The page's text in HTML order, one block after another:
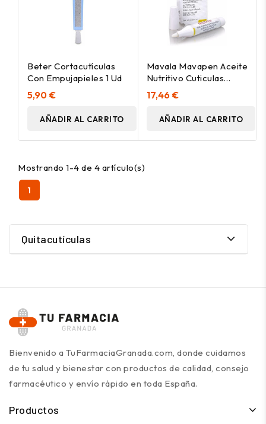
Beter Cortacutículas
Con Empujapieles 1 Ud
5,90 €
AÑADIR AL CARRITO
Mavala Mavapen Aceite
Nutritivo Cuticulas
4,5Ml.
17,46 €
AÑADIR AL CARRITO
Mostrando 1-4 de 4 artículo(s)
1
Quitacutículas
Bienvenido a TuFarmaciaGranada.com, donde cuidamos
de tu salud y bienestar con productos de calidad, consejo
farmacéutico y envío rápido en toda España.
Productos